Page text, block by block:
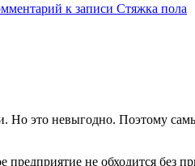
к записи Стяжка пола
это невыгодно. Поэтому
не обходится без